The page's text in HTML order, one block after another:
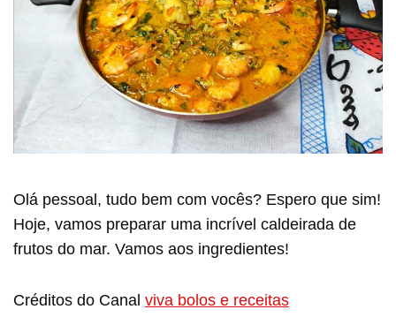
Olá pessoal, tudo bem com vocês? Espero que sim!
Hoje, vamos preparar uma incrível caldeirada de
frutos do mar. Vamos aos ingredientes!
Créditos do Canal viva bolos e receitas